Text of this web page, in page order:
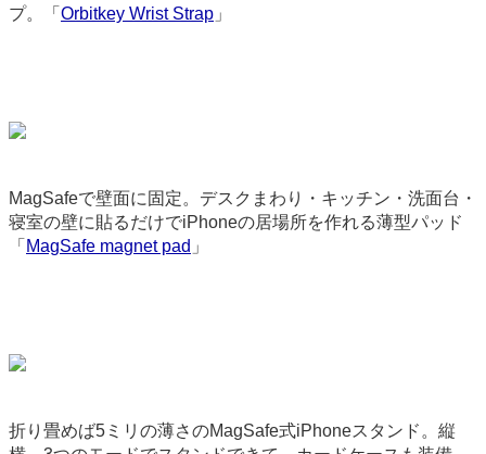
プ。「 Orbitkey Wrist Strap 」
MagSafeで壁面に固定。デスクまわり・キッチン・洗面台・
寝室の壁に貼るだけでiPhoneの居場所を作れる薄型パッド
「 MagSafe magnet pad 」
折り畳めば5ミリの薄さのMagSafe式iPhoneスタンド。縦